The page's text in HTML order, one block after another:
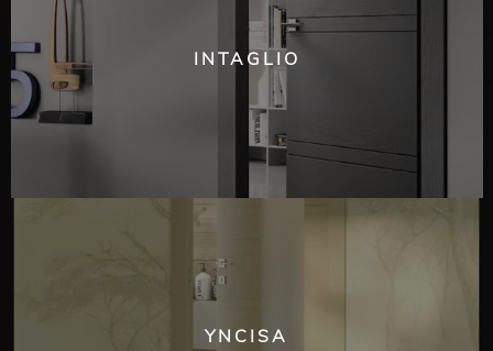
INTAGLIO
YNCISA